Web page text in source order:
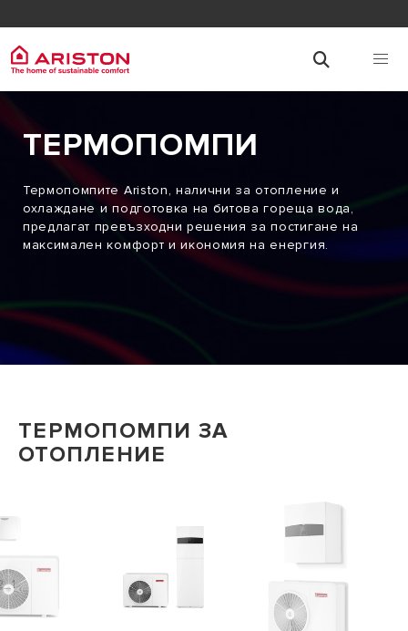
ТЕРМОПОМПИ
Термопомпите Ariston, налични за отопление и
охлаждане и подготовка на битова гореща вода,
предлагат превъзходни решения за постигане на
максимален комфорт и икономия на енергия.
ТЕРМОПОМПИ ЗА
ОТОПЛЕНИЕ